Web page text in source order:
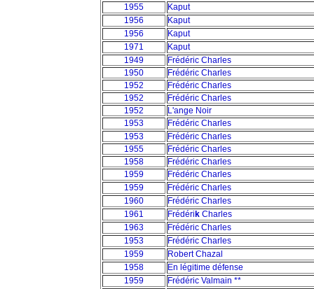
1955
Kaput
1956
Kaput
1956
Kaput
1971
Kaput
1949
Frédéric Charles
1950
Frédéric Charles
1952
Frédéric Charles
1952
Frédéric Charles
1952
L'ange Noir
1953
Frédéric Charles
1953
Frédéric Charles
1955
Frédéric Charles
1958
Frédéric Charles
1959
Frédéric Charles
1959
Frédéric Charles
1960
Frédéric Charles
1961
Frédéri kCharles
1963
Frédéric Charles
1953
Frédéric Charles
1959
Robert Chazal
1958
En légitime défense
1959
Frédéric Valmain **